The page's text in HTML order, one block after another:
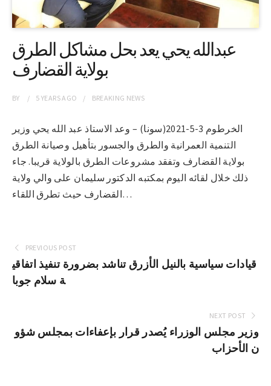
عبدالله يحي يعد بحل مشاكل الطرق
بولاية القضارف
BY 5 YEARSAGO BREAKING NEWS
الخرطوم 3-5-2021(سونا) – وعد الاستاذ عبد الله يحي وزير
التنمية العمرانية والطرق والجسور بتأهيل وصيانة الطرق
بولاية القضارف وتفقد مشروعات الطرق بالولاية قريبا. جاء
ذلك خلال لقائه اليوم بمكتبه الدكتور سليمان على والي ولاية
القضارف حيث تطرق اللقاء…
PREVIOUS POST
قيادات سياسية بالنيل الأزرق تناشد بضرورة تنفيذ اتفاقي
ة سلام جوبا
NEXT POST
وزير مجلس الوزراء يُصدر قرار بإعفاءات بمجلس شؤو
ن الأحزاب